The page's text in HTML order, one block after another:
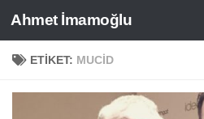
Skip to content
Ahmet İmamoğlu
ETIKET: MUCID